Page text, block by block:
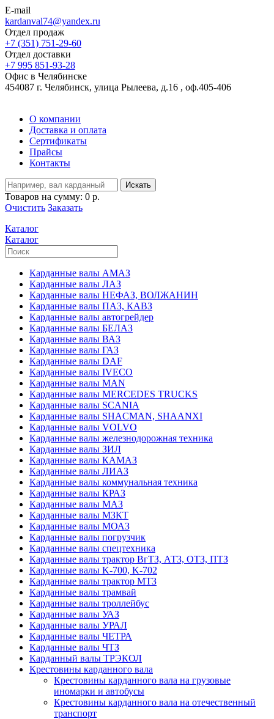
E-mail
kardanval74@yandex.ru
Отдел продаж
+7 (351) 751-29-60
Отдел доставки
+7 995 851-93-28
Офис в Челябинске
454087 г. Челябинск, улица Рылеева, д.16 , оф.405-406
О компании
Доставка и оплата
Сертификаты
Прайсы
Контакты
Искать
Товаров на сумму: 0 р.
Очистить Заказать
Каталог
Каталог
Карданные валы АМАЗ
Карданные валы ЛАЗ
Карданные валы НЕФАЗ, ВОЛЖАНИН
Карданные валы ПАЗ, КАВЗ
Карданные валы автогрейдер
Карданные валы БЕЛАЗ
Карданные валы ВАЗ
Карданные валы ГАЗ
Карданные валы DAF
Карданные валы IVECO
Карданные валы MAN
Карданные валы MERCEDES TRUCKS
Карданные валы SCANIA
Карданные валы SHACMAN, SHAANXI
Карданные валы VOLVO
Карданные валы железнодорожная техника
Карданные валы ЗИЛ
Карданные валы КАМАЗ
Карданные валы ЛИАЗ
Карданные валы коммунальная техника
Карданные валы КРАЗ
Карданные валы МАЗ
Карданные валы МЗКТ
Карданные валы МОАЗ
Карданные валы погрузчик
Карданные валы спецтехника
Карданные валы трактор ВгТЗ, АТЗ, ОТЗ, ПТЗ
Карданные валы K-700, K-702
Карданные валы трактор МТЗ
Карданные валы трамвай
Карданные валы троллейбус
Карданные валы УАЗ
Карданные валы УРАЛ
Карданные валы ЧЕТРА
Карданные валы ЧТЗ
Карданный валы ТРЭКОЛ
Крестовины карданного вала
Крестовины карданного вала на грузовые
иномарки и автобусы
Крестовины карданного вала на отечественный
транспорт